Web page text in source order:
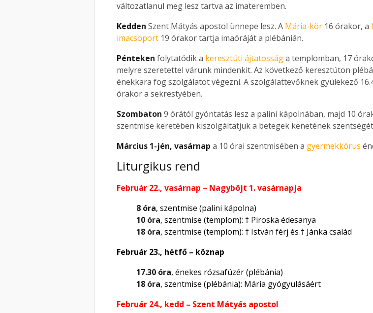
változatlanul meg lesz tartva az imateremben.
Kedden Szent Mátyás apostol ünnepe lesz. A Mária-kör 16 órakor, a
imacsoport 19 órakor tartja imaóráját a plébánián.
Pénteken folytatódik a keresztúti ájtatossága templomban, 17
melyre szeretettel várunk mindenkit. Az következő keresztúton
énekkara fog szolgálatot végezni. A szolgálattevőknek gyülekező
órakor a sekrestyében.
Szombaton 9 órától gyóntatás lesz a palini kápolnában, majd 10
szentmise keretében kiszolgáltatjuk a betegek kenetének
Március 1-jén, vasárnap a 10 órai szentmisében a gyermekkórus
Liturgikus rend
Február 22., vasárnap – Nagyböjt 1. vasárnapja
8 óra, szentmise (palini kápolna)
10 óra, szentmise (templom): † Piroska édesanya
18 óra, szentmise (templom): † István férj és † Jánka család
Február 23., hétfő – köznap
17.30 óra, énekes rózsafüzér (plébánia)
18 óra, szentmise (plébánia): Mária gyógyulásáért
Február 24., kedd – Szent Mátyás apostol